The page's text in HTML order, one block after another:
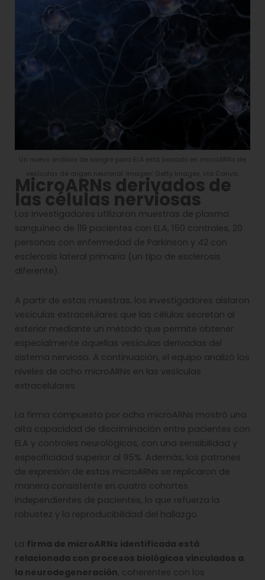
Un nuevo análisis de sangre para ELA está basado en microARNs de
vesículas de origen neuronal. Imagen: Getty Images, vía Canva.
MicroARNs derivados de
las células nerviosas
Los investigadores utilizaron muestras de plasma
sanguíneo de 119 pacientes con ELA, 150 controles, 20
personas con enfermedad de Parkinson y 42 con
esclerosis lateral primaria (un tipo de esclerosis
diferente).
A partir de estas muestras, los investigadores aislaron
vesículas extracelulares que las células secretan al
exterior mediante un método que permite obtener
especialmente aquellas vesículas derivadas del
sistema nervioso. A continuación, el equipo analizó los
niveles de ocho microARNs en las vesículas
extracelulares
La firma compuesta por ocho microARNs mostró una
alta capacidad de discriminación entre pacientes con
ELA y controles neurológicos, con una sensibilidad y
especificidad superior al 95%. Además, los patrones
de expresión de estos microARNs se replicaron de
manera consistente en cuatro cohortes
independientes de pacientes, lo que refuerza la
robustez y la reproducibilidad del hallazgo.
La firma de microARNs identificada está
relacionada con procesos biológicos vinculados a
la neurodegeneración, coherentes con los